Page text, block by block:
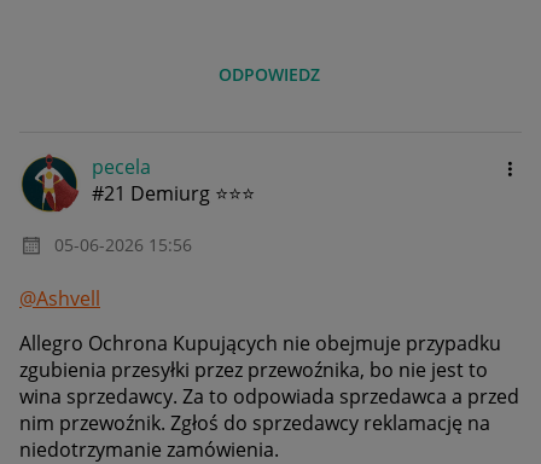
ODPOWIEDZ
pecela
#21 Demiurg ⭐⭐⭐
‎05-06-2026 15:56
@Ashvell
Allegro Ochrona Kupujących nie obejmuje przypadku
zgubienia przesyłki przez przewoźnika, bo nie jest to
wina sprzedawcy. Za to odpowiada sprzedawca a przed
nim przewoźnik. Zgłoś do sprzedawcy reklamację na
niedotrzymanie zamówienia.